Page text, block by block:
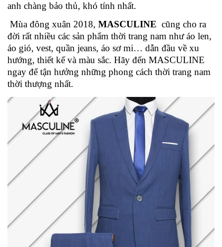
anh chàng bảo thủ, khó tính nhất.
Mùa đông xuân 2018, MASCULINE cũng cho ra
đời rất nhiều các sản phẩm thời trang nam như áo len,
áo gió, vest, quần jeans, áo sơ mi… dẫn đầu về xu
hướng, thiết kế và màu sắc. Hãy đến MASCULINE
ngay để tận hưởng những phong cách thời trang nam
thời thượng nhất.